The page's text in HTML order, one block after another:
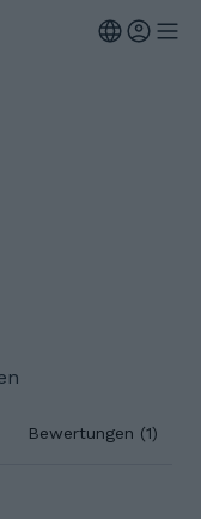
Bewertungen (1)